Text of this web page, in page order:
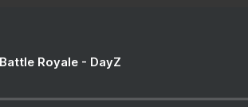
Royale - DayZ